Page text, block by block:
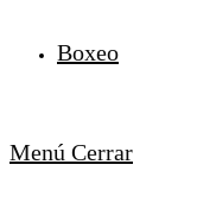
Boxeo
Menú Cerrar